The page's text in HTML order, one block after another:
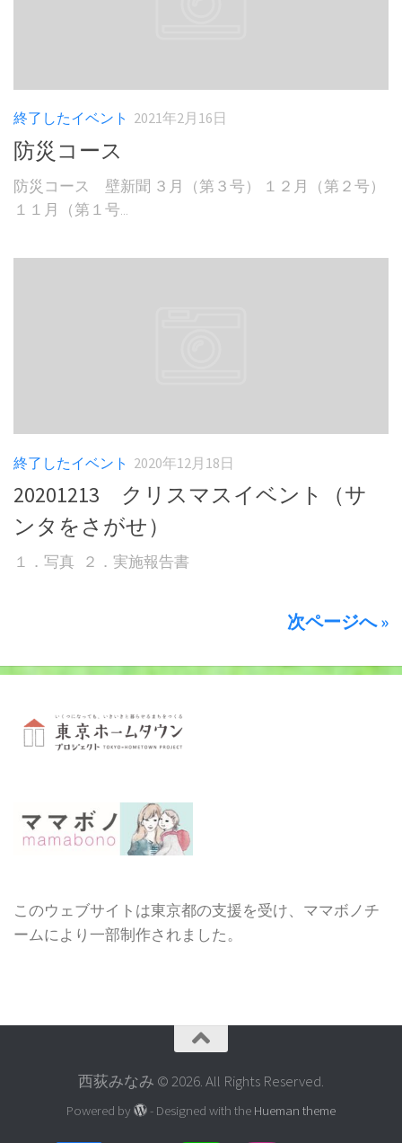
終了したイベント 2021年2月16日
防災コース
防災コース 壁新聞 ３月（第３号） １２月（第２号）
１１月（第１号...
終了したイベント 2020年12月18日
20201213 クリスマスイベント（サ
ンタをさがせ）
１．写真 ２．実施報告書
次ページへ »
このウェブサイトは東京都の支援を受け、ママボノチ
ームにより一部制作されました。
西荻みなみ © 2026. All Rights Reserved.
Powered by - Designed with the Hueman theme